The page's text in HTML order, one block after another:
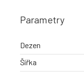
Parametry
Dezen
Šířka